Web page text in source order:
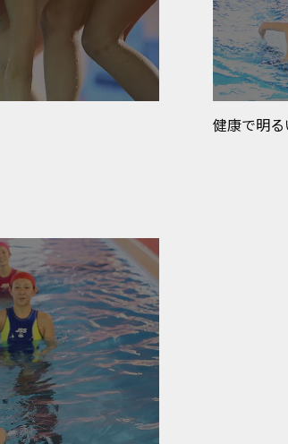
健康で明る